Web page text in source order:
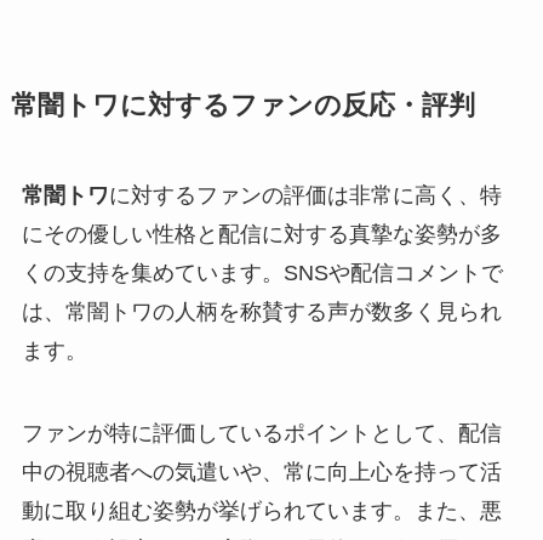
常闇トワに対するファンの反応・評判
常闇トワに対するファンの評価は非常に高く、特
にその優しい性格と配信に対する真摯な姿勢が多
くの支持を集めています。SNSや配信コメントで
は、常闇トワの人柄を称賛する声が数多く見られ
ます。
ファンが特に評価しているポイントとして、配信
中の視聴者への気遣いや、常に向上心を持って活
動に取り組む姿勢が挙げられています。また、悪